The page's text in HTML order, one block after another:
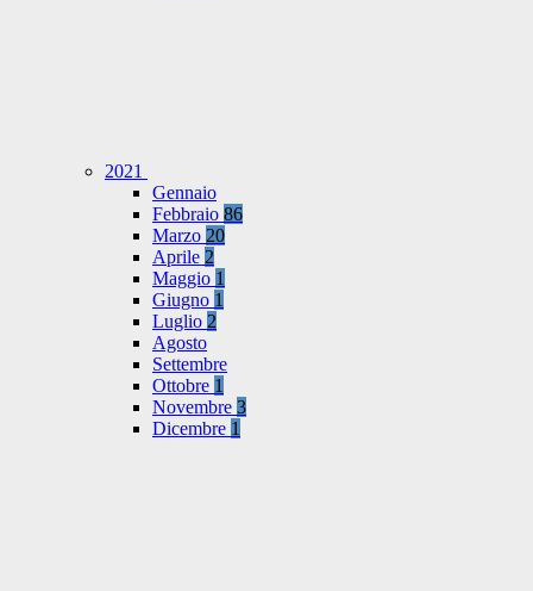
2021
Gennaio
Febbraio 86
Marzo 20
Aprile 2
Maggio 1
Giugno 1
Luglio 2
Agosto
Settembre
Ottobre 1
Novembre 3
Dicembre 1